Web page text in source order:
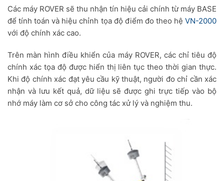
Các máy ROVER sẽ thu nhận tín hiệu cải chính từ máy BASE
để tính toán và hiệu chỉnh tọa độ điểm đo theo hệ VN-2000
với độ chính xác cao.
Trên màn hình điều khiển của máy ROVER, các chỉ tiêu độ
chính xác tọa độ được hiển thị liên tục theo thời gian thực.
Khi độ chính xác đạt yêu cầu kỹ thuật, người đo chỉ cần xác
nhận và lưu kết quả, dữ liệu sẽ được ghi trực tiếp vào bộ
nhớ máy làm cơ sở cho công tác xử lý và nghiệm thu.